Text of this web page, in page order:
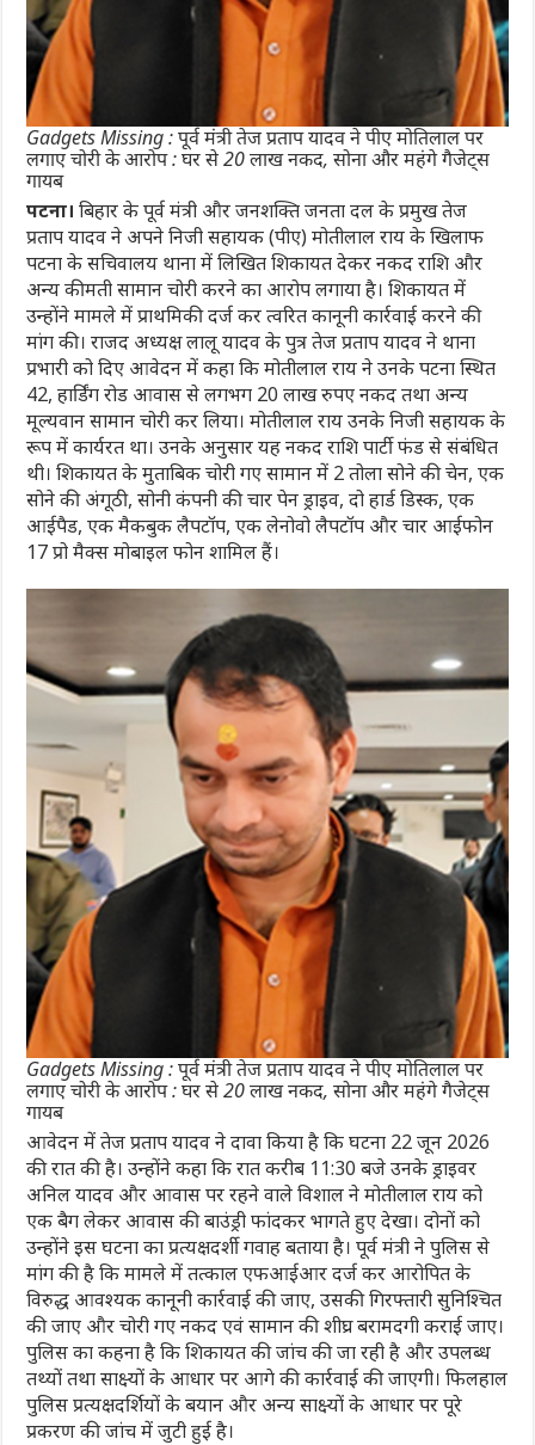
Gadgets Missing : पूर्व मंत्री तेज प्रताप यादव ने पीए मोतिलाल पर
लगाए चोरी के आरोप : घर से 20 लाख नकद, सोना और महंगे गैजेट्स
गायब
पटना। बिहार के पूर्व मंत्री और जनशक्ति जनता दल के प्रमुख तेज
प्रताप यादव ने अपने निजी सहायक (पीए) मोतीलाल राय के खिलाफ
पटना के सचिवालय थाना में लिखित शिकायत देकर नकद राशि और
अन्य कीमती सामान चोरी करने का आरोप लगाया है। शिकायत में
उन्होंने मामले में प्राथमिकी दर्ज कर त्वरित कानूनी कार्रवाई करने की
मांग की। राजद अध्यक्ष लालू यादव के पुत्र तेज प्रताप यादव ने थाना
प्रभारी को दिए आवेदन में कहा कि मोतीलाल राय ने उनके पटना स्थित
42, हार्डिंग रोड आवास से लगभग 20 लाख रुपए नकद तथा अन्य
मूल्यवान सामान चोरी कर लिया। मोतीलाल राय उनके निजी सहायक के
रूप में कार्यरत था। उनके अनुसार यह नकद राशि पार्टी फंड से संबंधित
थी। शिकायत के मुताबिक चोरी गए सामान में 2 तोला सोने की चेन, एक
सोने की अंगूठी, सोनी कंपनी की चार पेन ड्राइव, दो हार्ड डिस्क, एक
आईपैड, एक मैकबुक लैपटॉप, एक लेनोवो लैपटॉप और चार आईफोन
17 प्रो मैक्स मोबाइल फोन शामिल हैं।
Gadgets Missing : पूर्व मंत्री तेज प्रताप यादव ने पीए मोतिलाल पर
लगाए चोरी के आरोप : घर से 20 लाख नकद, सोना और महंगे गैजेट्स
गायब
आवेदन में तेज प्रताप यादव ने दावा किया है कि घटना 22 जून 2026
की रात की है। उन्होंने कहा कि रात करीब 11:30 बजे उनके ड्राइवर
अनिल यादव और आवास पर रहने वाले विशाल ने मोतीलाल राय को
एक बैग लेकर आवास की बाउंड्री फांदकर भागते हुए देखा। दोनों को
उन्होंने इस घटना का प्रत्यक्षदर्शी गवाह बताया है। पूर्व मंत्री ने पुलिस से
मांग की है कि मामले में तत्काल एफआईआर दर्ज कर आरोपित के
विरुद्ध आवश्यक कानूनी कार्रवाई की जाए, उसकी गिरफ्तारी सुनिश्चित
की जाए और चोरी गए नकद एवं सामान की शीघ्र बरामदगी कराई जाए।
पुलिस का कहना है कि शिकायत की जांच की जा रही है और उपलब्ध
तथ्यों तथा साक्ष्यों के आधार पर आगे की कार्रवाई की जाएगी। फिलहाल
पुलिस प्रत्यक्षदर्शियों के बयान और अन्य साक्ष्यों के आधार पर पूरे
प्रकरण की जांच में जुटी हुई है।